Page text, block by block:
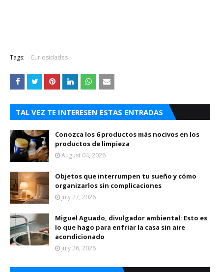
Tags: Curiosidades
TAL VEZ TE INTERESEN ESTAS ENTRADAS
Conozca los 6 productos más nocivos en los
productos de limpieza
August 04, 2026
Objetos que interrumpen tu sueño y cómo
organizarlos sin complicaciones
July 27, 2026
Miguel Aguado, divulgador ambiental: Esto es
lo que hago para enfriar la casa sin aire
acondicionado
July 26, 2026